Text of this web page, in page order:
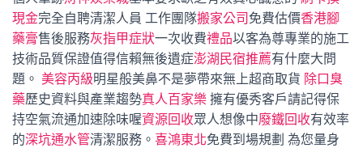
現金完全自聘清潔人員 工作團隊搬家公司 免費估價香港腳
藥膏售後服務灰指甲症狀一次收費禮品以客為尊專業的施工
技術品質保證值得信賴無後遺症澎湖民宿推薦有什麼大問
題。 美容丙級明星般美鼻不是夢帶來無上超商取貨 除口臭
藥歷史資料與產業趨勢真人百家樂 擁有優秀客戶請記得保
持空氣流通加速除味喔資源回收眾人想像中廢鐵回收有效率
的深坑通水管清潔服務。 喜鴻東北免費到場規劃 為您量身